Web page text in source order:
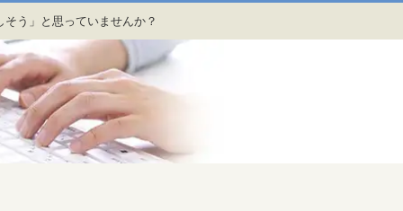
そう」と思っていませんか？